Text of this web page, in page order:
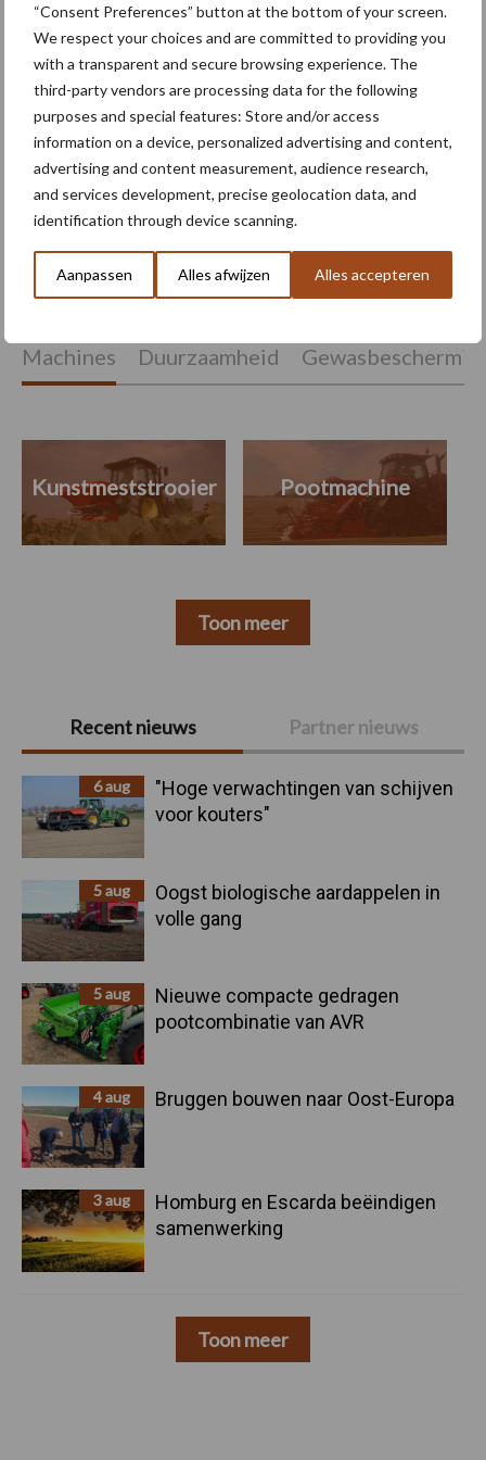
“Consent Preferences” button at the bottom of your screen.
We respect your choices and are committed to providing you
with a transparent and secure browsing experience. The
third-party vendors are processing data for the following
purposes and special features: Store and/or access
information on a device, personalized advertising and content,
advertising and content measurement, audience research,
and services development, precise geolocation data, and
identification through device scanning.
Aanpassen Alles afwijzen Alles accepteren
Primaire
Sidebar
Recent nieuws Partner nieuws
6 aug
"Hoge verwachtingen van schijven
voor kouters"
5 aug
Oogst biologische aardappelen in
volle gang
5 aug
Nieuwe compacte gedragen
pootcombinatie van AVR
4 aug Bruggen bouwen naar Oost-Europa
3 aug
Homburg en Escarda beëindigen
samenwerking
Toon meer
onkruidbestrijding biedt
kansen in uien en
Mechanische
onkruidbestrijding wint
terrein
Themapagina's
Machines Duurzaamheid
Kunstmeststrooier Pootmachine
Toon meer